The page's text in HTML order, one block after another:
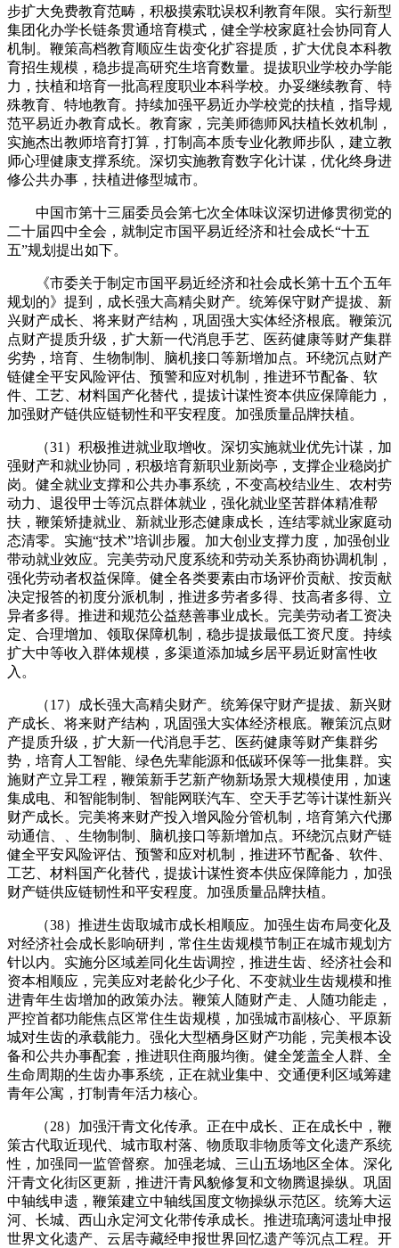
步扩大免费教育范畴，积极摸索耽误权利教育年限。实行新型
集团化办学长链条贯通培育模式，健全学校家庭社会协同育人
机制。鞭策高档教育顺应生齿变化扩容提质，扩大优良本科教
育招生规模，稳步提高研究生培育数量。提拔职业学校办学能
力，扶植和培育一批高程度职业本科学校。办妥继续教育、特
殊教育、特地教育。持续加强平易近办学校党的扶植，指导规
范平易近办教育成长。教育家，完美师德师风扶植长效机制，
实施杰出教师培育打算，打制高本质专业化教师步队，建立教
师心理健康支撑系统。深切实施教育数字化计谋，优化终身进
修公共办事，扶植进修型城市。
中国市第十三届委员会第七次全体味议深切进修贯彻党的
二十届四中全会，就制定市国平易近经济和社会成长“十五
五”规划提出如下。
《市委关于制定市国平易近经济和社会成长第十五个五年
规划的》提到，成长强大高精尖财产。统筹保守财产提拔、新
兴财产成长、将来财产结构，巩固强大实体经济根底。鞭策沉
点财产提质升级，扩大新一代消息手艺、医药健康等财产集群
劣势，培育、生物制制、脑机接口等新增加点。环绕沉点财产
链健全平安风险评估、预警和应对机制，推进环节配备、软
件、工艺、材料国产化替代，提拔计谋性资本供应保障能力，
加强财产链供应链韧性和平安程度。加强质量品牌扶植。
（31）积极推进就业取增收。深切实施就业优先计谋，加
强财产和就业协同，积极培育新职业新岗亭，支撑企业稳岗扩
岗。健全就业支撑和公共办事系统，不变高校结业生、农村劳
动力、退役甲士等沉点群体就业，强化就业坚苦群体精准帮
扶，鞭策矫捷就业、新就业形态健康成长，连结零就业家庭动
态清零。实施“技术”培训步履。加大创业支撑力度，加强创业
带动就业效应。完美劳动尺度系统和劳动关系协商协调机制，
强化劳动者权益保障。健全各类要素由市场评价贡献、按贡献
决定报答的初度分派机制，推进多劳者多得、技高者多得、立
异者多得。推进和规范公益慈善事业成长。完美劳动者工资决
定、合理增加、领取保障机制，稳步提拔最低工资尺度。持续
扩大中等收入群体规模，多渠道添加城乡居平易近财富性收
入。
（17）成长强大高精尖财产。统筹保守财产提拔、新兴财
产成长、将来财产结构，巩固强大实体经济根底。鞭策沉点财
产提质升级，扩大新一代消息手艺、医药健康等财产集群劣
势，培育人工智能、绿色先辈能源和低碳环保等一批集群。实
施财产立异工程，鞭策新手艺新产物新场景大规模使用，加速
集成电、和智能制制、智能网联汽车、空天手艺等计谋性新兴
财产成长。完美将来财产投入增风险分管机制，培育第六代挪
动通信、、生物制制、脑机接口等新增加点。环绕沉点财产链
健全平安风险评估、预警和应对机制，推进环节配备、软件、
工艺、材料国产化替代，提拔计谋性资本供应保障能力，加强
财产链供应链韧性和平安程度。加强质量品牌扶植。
（38）推进生齿取城市成长相顺应。加强生齿布局变化及
对经济社会成长影响研判，常住生齿规模节制正在城市规划方
针以内。实施分区域差同化生齿调控，推进生齿、经济社会和
资本相顺应，完美应对老龄化少子化、不变就业生齿规模和推
进青年生齿增加的政策办法。鞭策人随财产走、人随功能走，
严控首都功能焦点区常住生齿规模，加强城市副核心、平原新
城对生齿的承载能力。强化大型栖身区财产功能，完美根本设
备和公共办事配套，推进职住商服均衡。健全笼盖全人群、全
生命周期的生齿办事系统，正在就业集中、交通便利区域筹建
青年公寓，打制青年活力核心。
（28）加强汗青文化传承。正在中成长、正在成长中，鞭
策古代取近现代、城市取村落、物质取非物质等文化遗产系统
性，加强同一监管督察。加强老城、三山五场地区全体。深化
汗青文化街区更新，推进汗青风貌修复和文物腾退操纵。巩固
中轴线申遗，鞭策建立中轴线国度文物操纵示范区。统筹大运
河、长城、西山永定河文化带传承成长。推进琉璃河遗址申报
世界文化遗产、云居寺藏经申报世界回忆遗产等沉点工程。开